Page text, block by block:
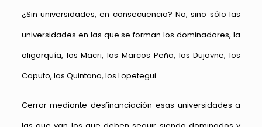
¿Sin universidades, en consecuencia? No, sino sólo las
universidades en las que se forman los dominadores, la
oligarquía, los Macri, los Marcos Peña, los Dujovne, los
Caputo, los Quintana, los Lopetegui.
Cerrar mediante desfinanciación esas universidades a